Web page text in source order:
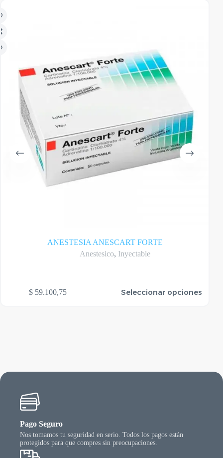
ANESTESIA ANESCART FORTE
Anestesico, Inyectable
$ 59.100,75 Seleccionar opciones
Pago Seguro
Nos tomamos tu seguridad en serio. Todos los pagos están
protegidos para que compres sin preocupaciones.